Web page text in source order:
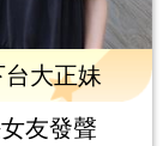
大正妹
友發聲